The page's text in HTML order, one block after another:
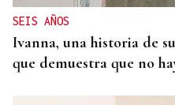
SEIS AÑOS
Ivanna, una historia de
que demuestra que no